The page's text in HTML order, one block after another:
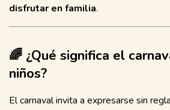
disfrutar en familia.
🌈 ¿Qué significa el
niños?
El carnaval invita a expresarse sin